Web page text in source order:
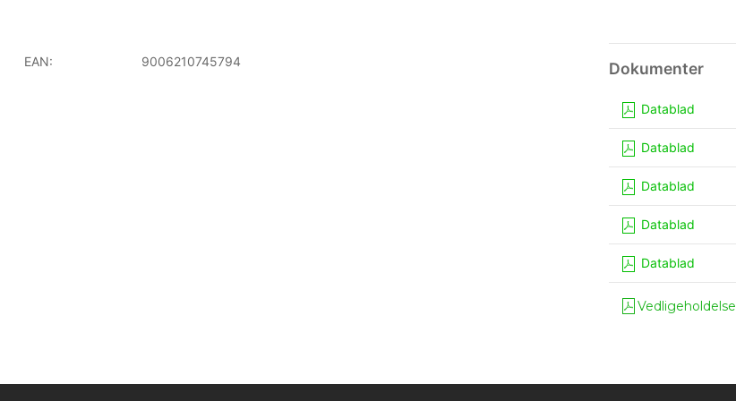
EAN: 9006210745794
Datablad
Datablad
Datablad
Datablad
Datablad
Vedligeholdelse